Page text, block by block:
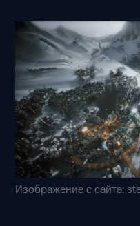
Изображение с сайта: